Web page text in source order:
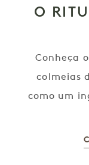
O
Conheça
colmeias
como um